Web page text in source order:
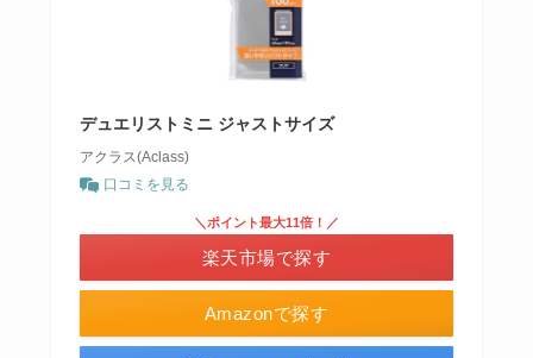
デュエリストミニ ジャストサイズ
アクラス(Aclass)
口コミを見る
Amazonで探す
＼ポイント最大11倍！／
楽天市場で探す